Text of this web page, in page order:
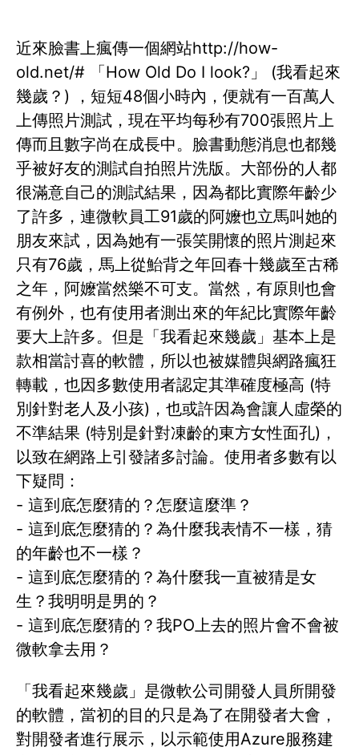
近來臉書上瘋傳一個網站http://how-
old.net/# 「How Old Do I look?」 (我看起來
幾歲？) ，短短48個小時內，便就有一百萬人
上傳照片測試，現在平均每秒有700張照片上
傳而且數字尚在成長中。臉書動態消息也都幾
乎被好友的測試自拍照片洗版。大部份的人都
很滿意自己的測試結果，因為都比實際年齡少
了許多，連微軟員工91歲的阿嬤也立馬叫她的
朋友來試，因為她有一張笑開懷的照片測起來
只有76歲，馬上從鮐背之年回春十幾歲至古稀
之年，阿嬤當然樂不可支。當然，有原則也會
有例外，也有使用者測出來的年紀比實際年齡
要大上許多。但是「我看起來幾歲」基本上是
款相當討喜的軟體，所以也被媒體與網路瘋狂
轉載，也因多數使用者認定其準確度極高 (特
別針對老人及小孩)，也或許因為會讓人虛榮的
不準結果 (特別是針對凍齡的東方女性面孔)，
以致在網路上引發諸多討論。使用者多數有以
下疑問：
- 這到底怎麼猜的？怎麼這麼準？
- 這到底怎麼猜的？為什麼我表情不一樣，猜
的年齡也不一樣？
- 這到底怎麼猜的？為什麼我一直被猜是女
生？我明明是男的？
- 這到底怎麼猜的？我PO上去的照片會不會被
微軟拿去用？
「我看起來幾歲」是微軟公司開發人員所開發
的軟體，當初的目的只是為了在開發者大會，
對開發者進行展示，以示範使用Azure服務建